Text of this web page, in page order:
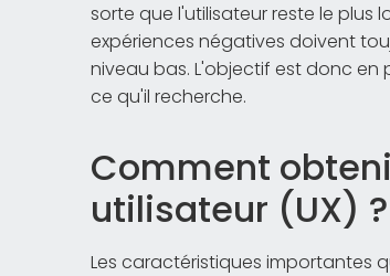
sorte que l'utilisateur reste le plus
expériences négatives doivent
niveau bas. L'objectif est donc en
ce qu'il recherche.
Comment
utilisateur (UX) ?
Les caractéristiques importantes